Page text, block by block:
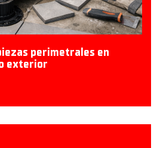
perimetrales en
exterior